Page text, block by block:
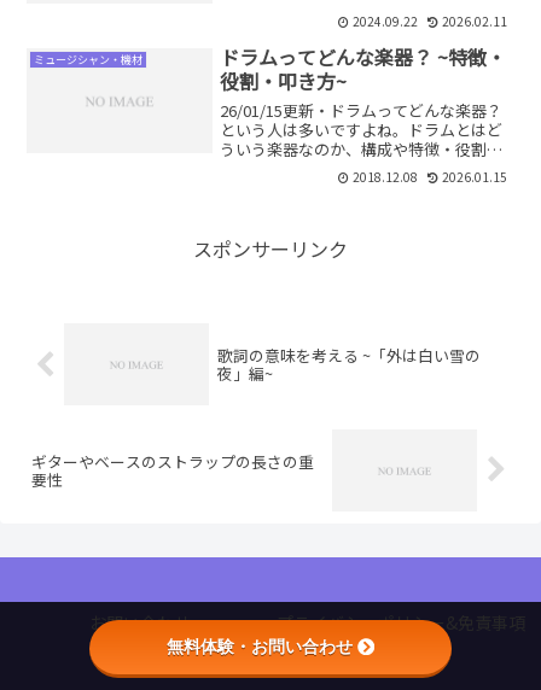
ト、天才ドラマー少女、など。彼らはな
ぜ大人になって活躍できないのでしょ
う。理由と対策を解説します。
2024.09.22 2026.02.11
ミュージシャン・機材
ドラムってどんな楽器？ ~特徴・
役割・叩き方~
26/01/15更新・ドラムってどんな楽器？
という人は多いですよね。ドラムとはど
ういう楽器なのか、構成や特徴・役割な
ど基本的なことを解説します。エイトビ
ートの叩き方も覚えましょう。
2018.12.08 2026.01.15
スポンサーリンク
歌詞の意味を考える ~「外は白い雪の
夜」編~
ギターやベースのストラップの長さの重
要性
お問い合わせ
プライバシーポリシー&免責事項
特定商取引法
無料体験・お問い合わせ